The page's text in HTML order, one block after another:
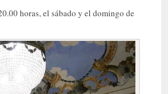
horas, el sábado y el domingo de